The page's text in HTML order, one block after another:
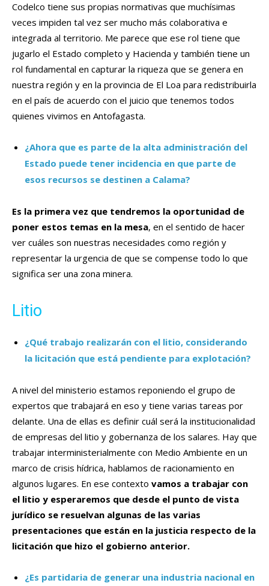
Codelco tiene sus propias normativas que muchísimas
veces impiden tal vez ser mucho más colaborativa e
integrada al territorio. Me parece que ese rol tiene que
jugarlo el Estado completo y Hacienda y también tiene un
rol fundamental en capturar la riqueza que se genera en
nuestra región y en la provincia de El Loa para redistribuirla
en el país de acuerdo con el juicio que tenemos todos
quienes vivimos en Antofagasta.
¿Ahora que es parte de la alta administración del
Estado puede tener incidencia en que parte de
esos recursos se destinen a Calama?
Es la primera vez que tendremos la oportunidad de
poner estos temas en la mesa, en el sentido de hacer
ver cuáles son nuestras necesidades como región y
representar la urgencia de que se compense todo lo que
significa ser una zona minera.
Litio
¿Qué trabajo realizarán con el litio, considerando
la licitación que está pendiente para explotación?
A nivel del ministerio estamos reponiendo el grupo de
expertos que trabajará en eso y tiene varias tareas por
delante. Una de ellas es definir cuál será la institucionalidad
de empresas del litio y gobernanza de los salares. Hay que
trabajar interministerialmente con Medio Ambiente en un
marco de crisis hídrica, hablamos de racionamiento en
algunos lugares. En ese contexto vamos a trabajar con
el litio y esperaremos que desde el punto de vista
jurídico se resuelvan algunas de las varias
presentaciones que están en la justicia respecto de la
licitación que hizo el gobierno anterior.
¿Es partidaria de generar una industria nacional en